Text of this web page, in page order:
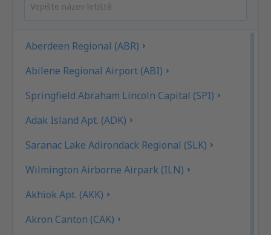
Aberdeen Regional (ABR)
Abilene Regional Airport (ABI)
Springfield Abraham Lincoln Capital (SPI)
Adak Island Apt. (ADK)
Saranac Lake Adirondack Regional (SLK)
Wilmington Airborne Airpark (ILN)
Akhiok Apt. (AKK)
Akron Canton (CAK)